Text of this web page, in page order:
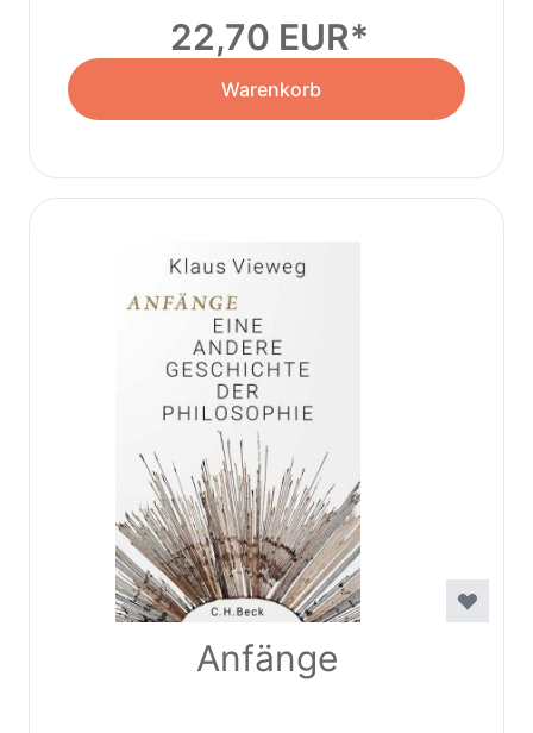
22,70 EUR
Warenkorb
Anfänge